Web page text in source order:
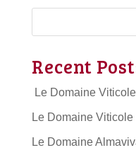
Recent
Le Domaine
Le Domaine
Le Domaine